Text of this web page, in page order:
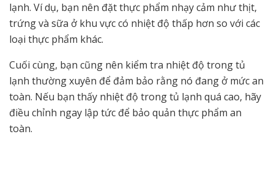
lạnh. Ví dụ, bạn nên đặt thực phẩm nhạy cảm như thịt,
trứng và sữa ở khu vực có nhiệt độ thấp hơn so với các
loại thực phẩm khác.
Cuối cùng, bạn cũng nên kiểm tra nhiệt độ trong tủ
lạnh thường xuyên để đảm bảo rằng nó đang ở mức an
toàn. Nếu bạn thấy nhiệt độ trong tủ lạnh quá cao, hãy
điều chỉnh ngay lập tức để bảo quản thực phẩm an
toàn.